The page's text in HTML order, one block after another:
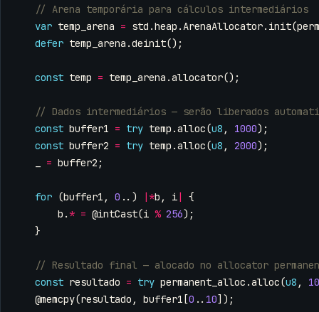
var temp_arena = std .heap .ArenaAllocator. init(
defer temp_arena .deinit();
const temp = temp_arena .allocator();
const buffer1 = try temp .alloc(u8 , 1000);
const buffer2 = try temp .alloc(u8 , 2000);
= buffer2 ;
for (buffer1 , 0 ..) |*b , i|
{
b . * = @intCast(i % 256);
}
const resultado = try permanent_alloc .alloc(u8 ,
10
@memcpy(resultado , buffer1 [0 .. 10]);